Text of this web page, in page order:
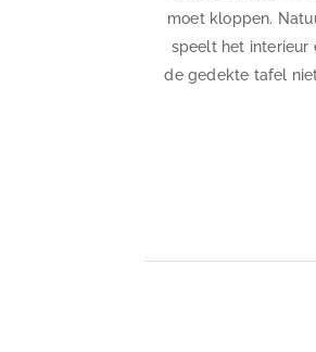
moet kloppen.
speelt het interieur
de gedekte tafel